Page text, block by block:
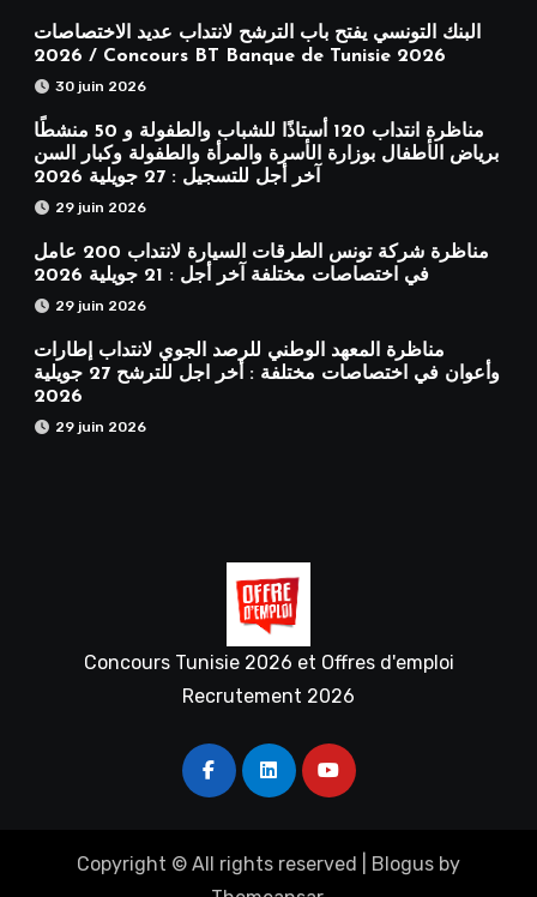
البنك التونسي يفتح باب الترشح لانتداب عديد الاختصاصات
2026 / Concours BT Banque de Tunisie 2026
30 juin 2026
مناظرة انتداب 120 أستاذًا للشباب والطفولة و 50 منشطًا
برياض الأطفال بوزارة الأسرة والمرأة والطفولة وكبار السن
آخر أجل للتسجيل : 27 جويلية 2026
29 juin 2026
مناظرة شركة تونس الطرقات السيارة لانتداب 200 عامل
في اختصاصات مختلفة آخر أجل : 21 جويلية 2026
29 juin 2026
مناظرة المعهد الوطني للرصد الجوي لانتداب إطارات
وأعوان في اختصاصات مختلفة : أخر اجل للترشح 27 جويلية
2026
29 juin 2026
Concours Tunisie 2026 et Offres d'emploi
Recrutement 2026
Copyright © All rights reserved Blogus by